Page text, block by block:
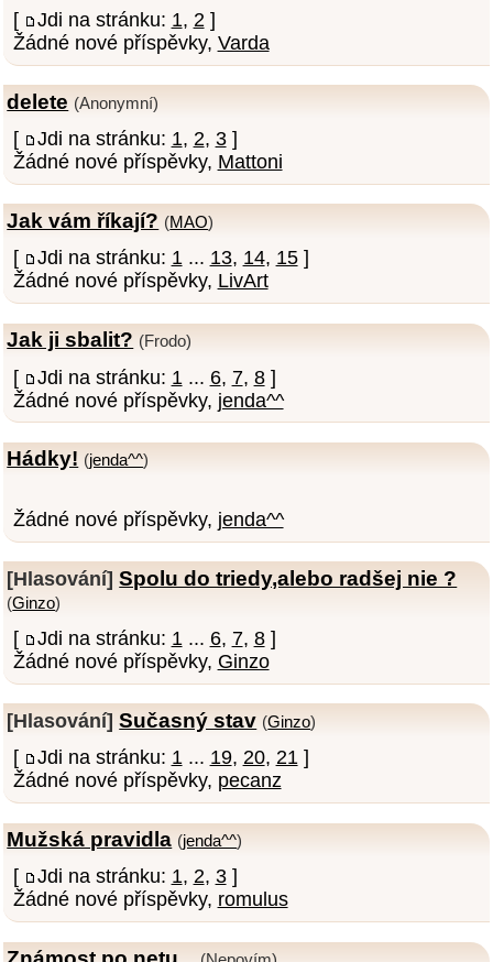
[ Jdi na stránku: 1, 2 ]
Žádné nové příspěvky, Varda
delete (Anonymní)
[ Jdi na stránku: 1, 2, 3]
Žádné nové příspěvky, Mattoni
Jak vám říkají? (MAO)
[ Jdi na stránku: 1... 13, 14, 15]
Žádné nové příspěvky, LivArt
Jak ji sbalit? (Frodo)
[ Jdi na stránku: 1 ... 6, 7, 8]
Žádné nové příspěvky, jenda^^
Hádky! (jenda^^)
Žádné nové příspěvky, jenda^^
[Hlasování] Spolu do triedy,alebo radšej nie ?
(Ginzo)
[ Jdi na stránku: 1 ... 6, 7, 8]
Žádné nové příspěvky, Ginzo
[Hlasování] Sučasný stav (Ginzo)
[ Jdi na stránku: 1... 19, 20, 21]
Žádné nové příspěvky, pecanz
Mužská pravidla (jenda^^)
[ Jdi na stránku: 1, 2, 3]
Žádné nové příspěvky, romulus